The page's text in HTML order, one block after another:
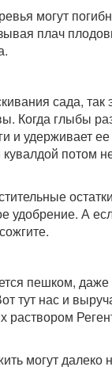
могут
плач
сада, так
Когда глыбы
и удерживает
потом
удобрение. А
пешком, даже
тут нас и
раствором
могут далеко